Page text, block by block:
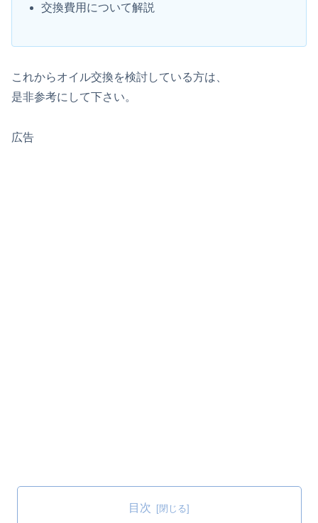
交換費用について解説
これからオイル交換を検討している方は、
是非参考にして下さい。
広告
目次